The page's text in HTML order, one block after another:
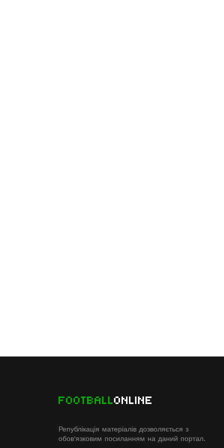
FOOTBALLONLINE
Републікація матеріалів дозволяється з
обов'язковим посиланням на даний портал.